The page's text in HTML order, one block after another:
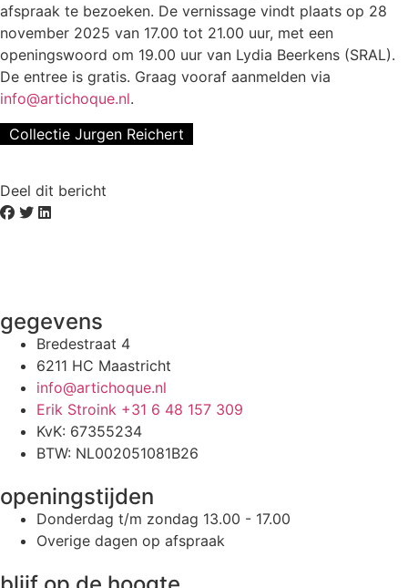
afspraak te bezoeken. De vernissage vindt plaats op 28
november 2025 van 17.00 tot 21.00 uur, met een
openingswoord om 19.00 uur van Lydia Beerkens (SRAL).
De entree is gratis. Graag vooraf aanmelden via
info@artichoque.nl.
Collectie Jurgen Reichert
Deel dit bericht
gegevens
Bredestraat 4
6211 HC Maastricht
info@artichoque.nl
Erik Stroink +31 6 48 157 309
KvK: 67355234
BTW: NL002051081B26
openingstijden
Donderdag t/m zondag 13.00 - 17.00
Overige dagen op afspraak